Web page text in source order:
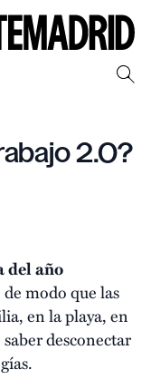
2.0?
del año
de modo que las
en la playa, en
desconectar